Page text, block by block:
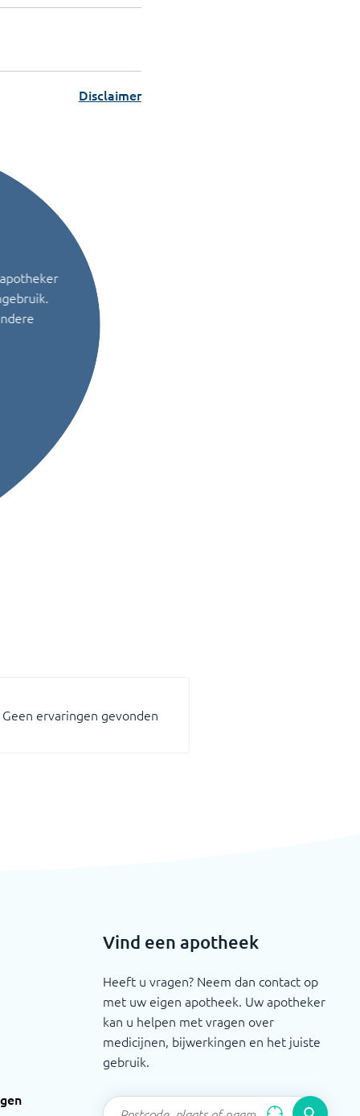
Disclaimer
Geen ervaringen gevonden
Vind een apotheek
Heeft u vragen? Neem dan contact op
met uw eigen apotheek. Uw apotheker
kan u helpen met vragen over
medicijnen, bijwerkingen en het juiste
gebruik.